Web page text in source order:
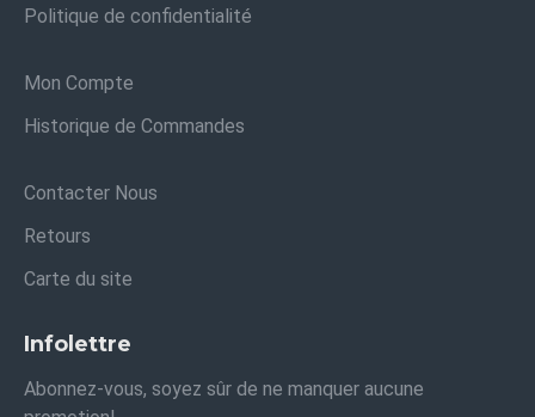
Politique de confidentialité
Mon Compte
Historique de Commandes
Contacter Nous
Retours
Carte du site
Infolettre
Abonnez-vous, soyez sûr de ne manquer aucune